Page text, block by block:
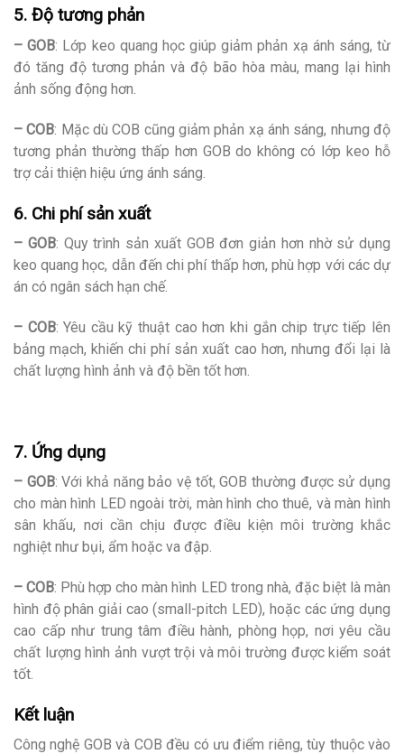
5. Độ tương phản
– GOB: Lớp keo quang học giúp giảm phản xạ ánh sáng, từ
đó tăng độ tương phản và độ bão hòa màu, mang lại hình
ảnh sống động hơn.
– COB: Mặc dù COB cũng giảm phản xạ ánh sáng, nhưng độ
tương phản thường thấp hơn GOB do không có lớp keo hỗ
trợ cải thiện hiệu ứng ánh sáng.
6. Chi phí sản xuất
– GOB: Quy trình sản xuất GOB đơn giản hơn nhờ sử dụng
keo quang học, dẫn đến chi phí thấp hơn, phù hợp với các dự
án có ngân sách hạn chế.
– COB: Yêu cầu kỹ thuật cao hơn khi gắn chip trực tiếp lên
bảng mạch, khiến chi phí sản xuất cao hơn, nhưng đổi lại là
chất lượng hình ảnh và độ bền tốt hơn.
7. Ứng dụng
– GOB: Với khả năng bảo vệ tốt, GOB thường được sử dụng
cho màn hình LED ngoài trời, màn hình cho thuê, và màn hình
sân khấu, nơi cần chịu được điều kiện môi trường khắc
nghiệt như bụi, ẩm hoặc va đập.
– COB: Phù hợp cho màn hình LED trong nhà, đặc biệt là màn
hình độ phân giải cao (small-pitch LED), hoặc các ứng dụng
cao cấp như trung tâm điều hành, phòng họp, nơi yêu cầu
chất lượng hình ảnh vượt trội và môi trường được kiểm soát
tốt.
Kết luận
Công nghệ GOB và COB đều có ưu điểm riêng, tùy thuộc vào